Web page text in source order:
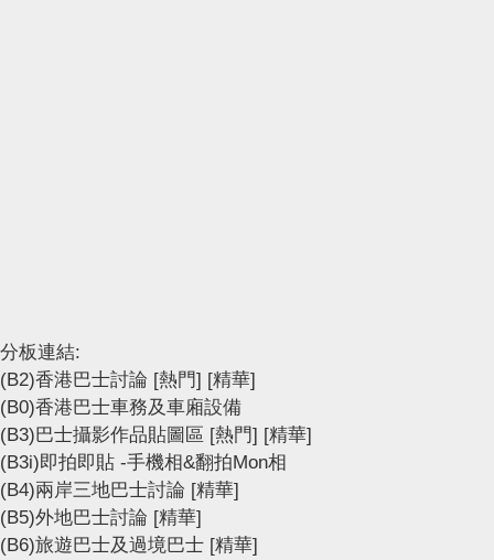
分板連結:
(B2)香港巴士討論 [熱門] [精華]
(B0)香港巴士車務及車廂設備
(B3)巴士攝影作品貼圖區 [熱門] [精華]
(B3i)即拍即貼 -手機相&翻拍Mon相
(B4)兩岸三地巴士討論 [精華]
(B5)外地巴士討論 [精華]
(B6)旅遊巴士及過境巴士 [精華]